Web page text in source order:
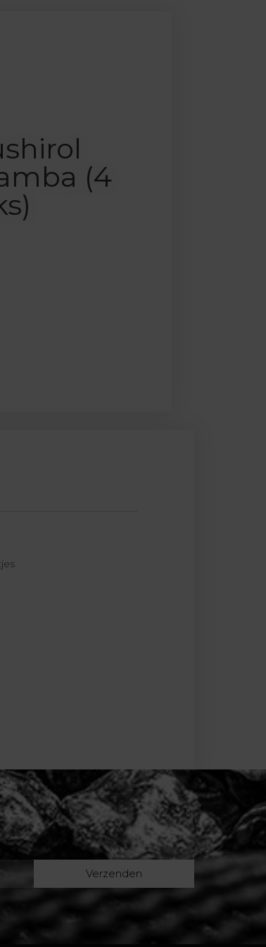
(4
Verzenden